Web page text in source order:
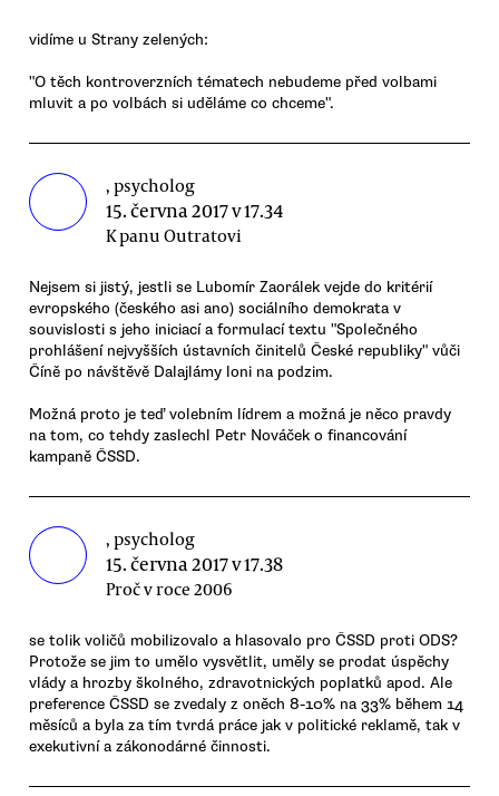
vidíme u Strany zelených:
"O těch kontroverzních tématech nebudeme před volbami
mluvit a po volbách si uděláme co chceme".
, psycholog
15. června 2017 v 17.34
K panu Outratovi
Nejsem si jistý, jestli se Lubomír Zaorálek vejde do kritérií
evropského (českého asi ano) sociálního demokrata v
souvislosti s jeho iniciací a formulací textu "Společného
prohlášení nejvyšších ústavních činitelů České republiky" vůči
Číně po návštěvě Dalajlámy loni na podzim.
Možná proto je teď volebním lídrem a možná je něco pravdy
na tom, co tehdy zaslechl Petr Nováček o financování
kampaně ČSSD.
, psycholog
15. června 2017 v 17.38
Proč v roce 2006
se tolik voličů mobilizovalo a hlasovalo pro ČSSD proti ODS?
Protože se jim to umělo vysvětlit, uměly se prodat úspěchy
vlády a hrozby školného, zdravotnických poplatků apod. Ale
preference ČSSD se zvedaly z oněch 8-10% na 33% během 14
měsíců a byla za tím tvrdá práce jak v politické reklamě, tak v
exekutivní a zákonodárné činnosti.